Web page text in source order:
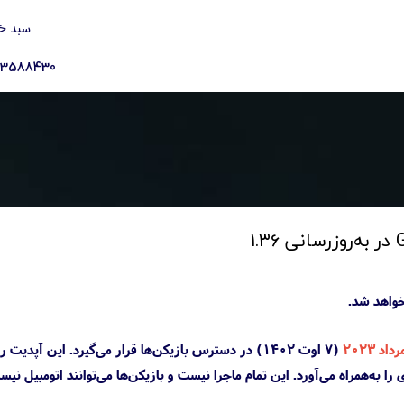
سبد
(۷ اوت ۱۴۰۲) در دسترس بازیکن‌ها قرار می‌گیرد. این